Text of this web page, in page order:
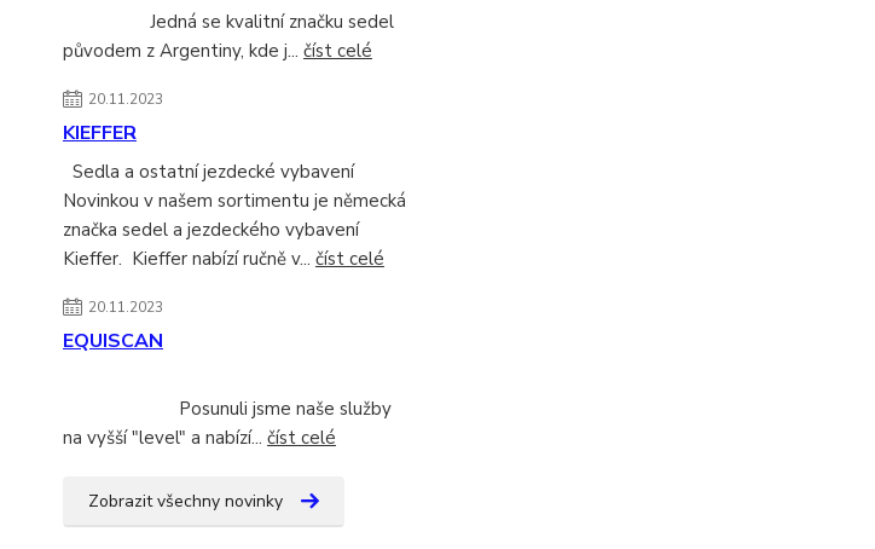
Jedná se kvalitní značku sedel
původem z Argentiny, kde j... číst celé
20.11.2023
KIEFFER
Sedla a ostatní jezdecké vybavení
Novinkou v našem sortimentu je německá
značka sedel a jezdeckého vybavení
Kieffer. Kieffer nabízí ručně v... číst celé
20.11.2023
EQUISCAN
Posunuli jsme naše služby
na vyšší "level" a nabízí... číst celé
Zobrazit všechny novinky